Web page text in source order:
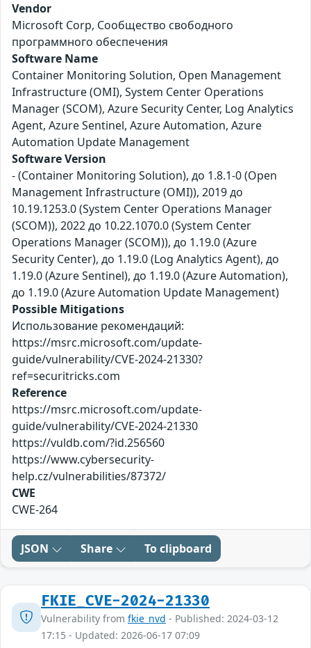
Vendor
Microsoft Corp, Сообщество свободного
программного обеспечения
Software Name
Container Monitoring Solution, Open Management
Infrastructure (OMI), System Center Operations
Manager (SCOM), Azure Security Center, Log Analytics
Agent, Azure Sentinel, Azure Automation, Azure
Automation Update Management
Software Version
- (Container Monitoring Solution), до 1.8.1-0 (Open
Management Infrastructure (OMI)), 2019 до
10.19.1253.0 (System Center Operations Manager
(SCOM)), 2022 до 10.22.1070.0 (System Center
Operations Manager (SCOM)), до 1.19.0 (Azure
Security Center), до 1.19.0 (Log Analytics Agent), до
1.19.0 (Azure Sentinel), до 1.19.0 (Azure Automation),
до 1.19.0 (Azure Automation Update Management)
Possible Mitigations
Использование рекомендаций:
https://msrc.microsoft.com/update-
guide/vulnerability/CVE-2024-21330?
ref=securitricks.com
Reference
https://msrc.microsoft.com/update-
guide/vulnerability/CVE-2024-21330
https://vuldb.com/?id.256560
https://www.cybersecurity-
help.cz/vulnerabilities/87372/
CWE
CWE-264
JSON Share To clipboard
FKIE_CVE-2024-21330
Vulnerability from fkie_nvd - Published: 2024-03-12
17:15 - Updated: 2026-06-17 07:09